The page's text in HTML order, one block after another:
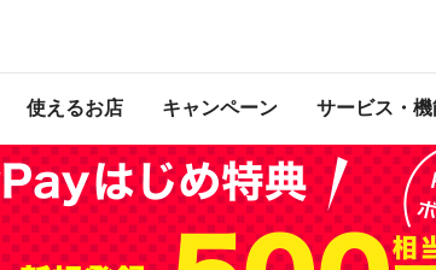
使えるお店 キャンペーン サービス・